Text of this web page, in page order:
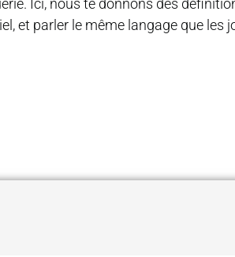
et parler le même langage que les